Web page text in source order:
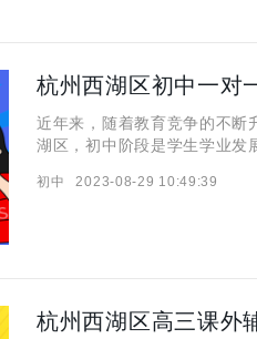
杭州西湖区初中一对
近年来，随着教育竞争的不断
湖区，初中阶段是学生学业发
的一对一补课服务，旨在为学
初中 2023-08-29 10:49:39
杭州西湖区高三课外